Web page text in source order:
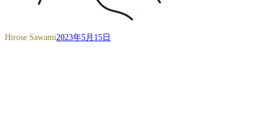
Hirose Sawami2023年5月15日